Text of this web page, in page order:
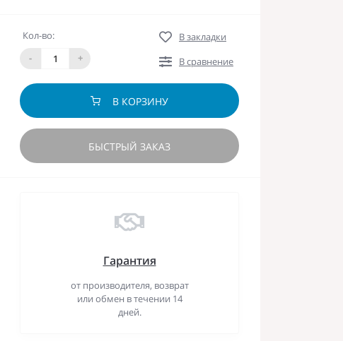
Кол-во:
-
+
В закладки
В сравнение
В КОРЗИНУ
БЫСТРЫЙ ЗАКАЗ
Гарантия
от производителя, возврат
или обмен в течении 14
дней.